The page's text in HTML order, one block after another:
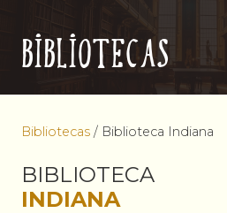
Bibliotecas
Bibliotecas / Biblioteca Indiana
BIBLIOTECA
INDIANA